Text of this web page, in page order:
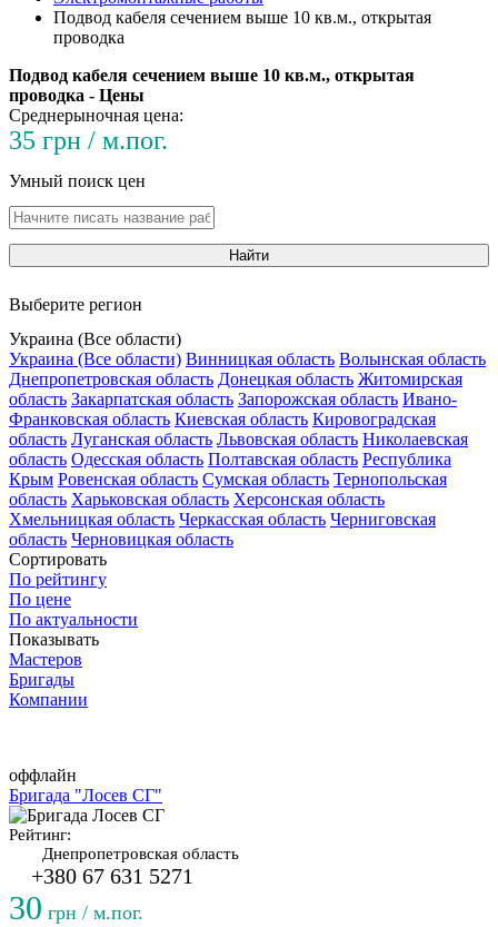
Подвод кабеля сечением выше 10 кв.м., открытая
проводка
Подвод кабеля сечением выше 10 кв.м., открытая
проводка - Цены
Среднерыночная цена:
35 грн / м.пог.
Умный поиск цен
Найти
Выберите регион
Украина (Все области)
Украина (Все области) Винницкая область Волынская область
Днепропетровская область Донецкая область Житомирская
область Закарпатская область Запорожская область Ивано-
Франковская область Киевская область Кировоградская
область Луганская область Львовская область Николаевская
область Одесская область Полтавская область Республика
Крым Ровенская область Сумская область Тернопольская
область Харьковская область Херсонская область
Хмельницкая область Черкасская область Черниговская
область Черновицкая область
Сортировать
По рейтингу
По цене
По актуальности
Показывать
Мастеров
Бригады
Компании
оффлайн
Бригада "Лосев СГ"
Рейтинг:
Днепропетровская область
+380 67 631 5271
30 грн / м.пог.